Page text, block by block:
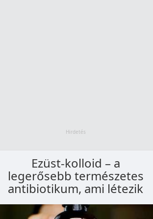
Ezüst-kolloid – a
legerősebb természetes
antibiotikum, ami létezik